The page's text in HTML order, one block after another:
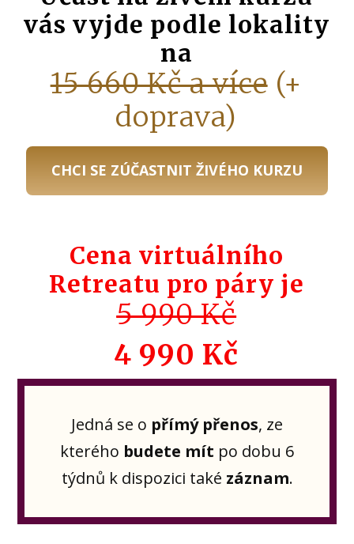
vás vyjde podle lokality
na
15 660 Kč a více(+
doprava)
CHCI SE ZÚČASTNIT ŽIVÉHO KURZU
Cena virtuálního
Retreatu pro páry je
5 990 Kč
4 990 Kč
Jedná se o přímý přenos, ze
kterého budete mít po dobu 6
týdnů k dispozici také záznam.